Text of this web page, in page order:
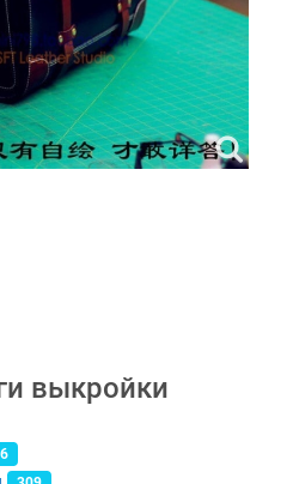
выкройка Две сумочки, три
Бесплатная выкройка женской
выкройки